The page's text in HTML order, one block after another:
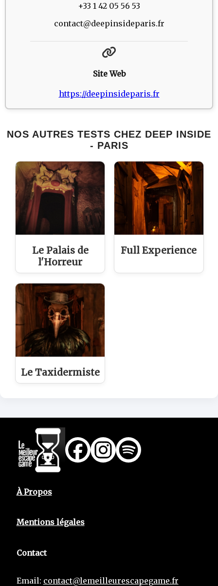
+33 1 42 05 56 53
contact@deepinsideparis.fr
Site Web
https://deepinsideparis.fr
NOS AUTRES TESTS CHEZ DEEP INSIDE
- PARIS
Le Palais de
l'Horreur
Full Experience
Le Taxidermiste
À Propos
Mentions légales
Contact
Email: contact@lemeilleurescapegame.fr